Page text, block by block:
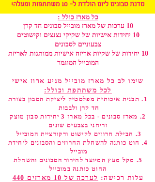
סדנת סבונים ליום הולדת ל- 10 משתתפות ומעלה!
כל מארז כולל :
10 ערכות של מארז מובייל סבונים חד קרן
10 יח
ידות אישיות של שקיקי נצנצים וקישוטים
צבעוניים לסבונים
10 יחידות של שקיות אריזה אישיות ממותגות לאריזת
המובייל המוגמר
שימו לב כל מארז מובייל מגיע ארוז אישי
לכל משתתפת וכולל:
1. תבנית איכותית מפלסטיק ליציקת הסבון בצורת
חד קרן ולבבות
2. מארז סב
ונים - בכל מארז 3 יחידות סבון מוצק
וריחני בצבעים שונים
3. חבילת חרוזים לקישוט ודקורציית המובייל
4. חוט כותנה להשחלת החרוזים והסבונים ליחידת
מובייל
5. מקל מעץ המיועד לחירור הסבונים והשחלת
החוט כותנה במובייל
עלות רכישה:
לערכה של 10 מארזים 440